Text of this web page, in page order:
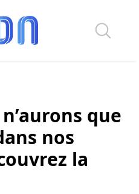
que
nos
la